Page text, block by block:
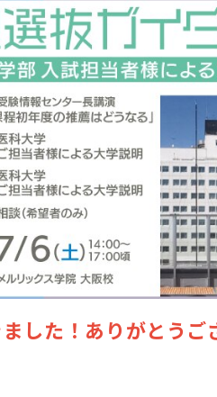
した！ありがとうご